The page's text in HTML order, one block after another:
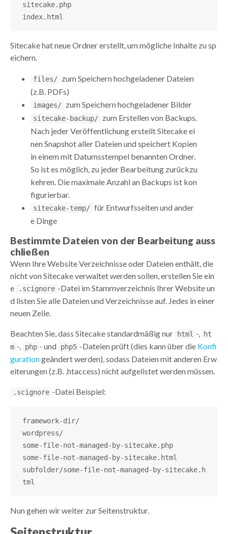
sitecake.php
index.html
Sitecake hat neue Ordner erstellt, um mögliche Inhalte zu sp
eichern.
files/ zum Speichern hochgeladener Dateien
(z.B. PDFs)
images/ zum Speichern hochgeladener Bilder
sitecake-backup/ zum Erstellen von Backups.
Nach jeder Veröffentlichung erstellt Sitecake ei
nen Snapshot aller Dateien und speichert Kopien
in einem mit Datumsstempel benannten Ordner.
So ist es möglich, zu jeder Bearbeitung zurückzu
kehren. Die maximale Anzahl an Backups ist kon
figurierbar.
sitecake-temp/ für Entwurfsseiten und ander
e Dinge
Bestimmte Dateien von der Bearbeitung auss
chließen
Wenn Ihre Website Verzeichnisse oder Dateien enthält, die
nicht von Sitecake verwaltet werden sollen, erstellen Sie ein
e
.scignore -Datei im Stammverzeichnis Ihrer Website un
d listen Sie alle Dateien und Verzeichnisse auf. Jedes in einer
neuen Zeile.
Beachten Sie, dass Sitecake standardmäßig nur html -, ht
m -, php - und php5 -Dateien prüft (dies kann über die Konfi
gurationgeändert werden), sodass Dateien mit anderen Erw
eiterungen (z.B. .htaccess) nicht aufgelistet werden müssen.
.scignore -Datei Beispiel:
framework-dir/
wordpress/
some-file-not-managed-by-sitecake.php
some-file-not-managed-by-sitecake.html
subfolder/some-file-not-managed-by-sitecake.h
tml
Nun gehen wir weiter zur Seitenstruktur.